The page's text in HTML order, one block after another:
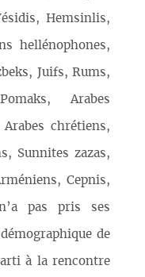
Hemsinlis,
hellénophones,
Juifs, Rums,
Arabes
chrétiens,
Sunnites zazas,
Cepnis,
pas pris ses
de
à la rencontre